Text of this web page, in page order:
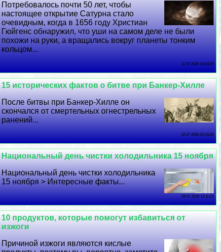
Потребовалось почти 50 лет, чтобы
настоящее открытие Сатурна стало
очевидным, когда в 1656 году Христиан
Гюйгенс обнаружил, что уши на самом деле не были
похожи на руки, а вращались вокруг планеты тонким
кольцом...
11 07 2026 19:43:25
15 исторических фактов о битве при Банкер-Хилле
После битвы при Банкер-Хилле он
скончался от cмepтельных огнестрельных
ранений...
10 07 2026 20:33:26
Национальный день чистки холодильника 15 ноября
Национальный день чистки холодильника
15 ноября > Интересные факты...
09 07 2026 14:11:23
10 продуктов, которые помогут избавиться от
изжоги
Причиной изжоги являются кислые